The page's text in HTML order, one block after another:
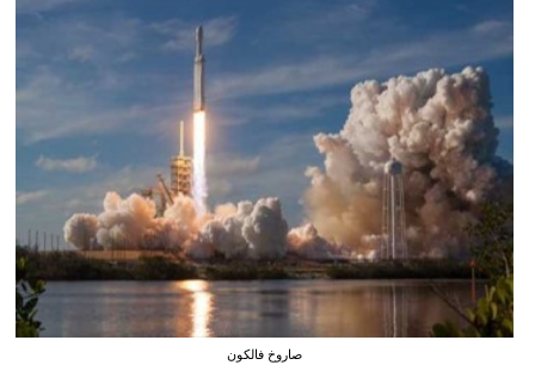
صاروخ فالكون